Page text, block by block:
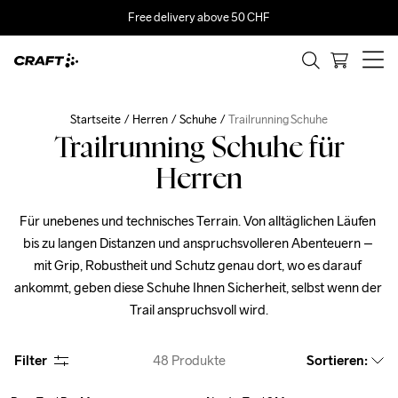
Free delivery above 50 CHF
Startseite Herren Schuhe Trailrunning Schuhe
Trailrunning Schuhe für
Herren
Für unebenes und technisches Terrain. Von alltäglichen Läufen
bis zu langen Distanzen und anspruchsvolleren Abenteuern –
mit Grip, Robustheit und Schutz genau dort, wo es darauf
ankommt, geben diese Schuhe Ihnen Sicherheit, selbst wenn der
Trail anspruchsvoll wird.
Filter 48 Produkte Sortieren: